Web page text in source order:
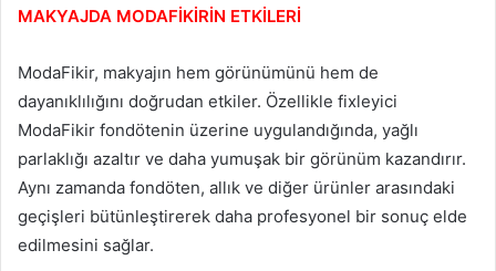
MAKYAJDA MODAFİKİRİN ETKİLERİ
ModaFikir, makyajın hem görünümünü hem de
dayanıklılığını doğrudan etkiler. Özellikle fixleyici
ModaFikir fondötenin üzerine uygulandığında, yağlı
parlaklığı azaltır ve daha yumuşak bir görünüm kazandırır.
Aynı zamanda fondöten, allık ve diğer ürünler arasındaki
geçişleri bütünleştirerek daha profesyonel bir sonuç elde
edilmesini sağlar.